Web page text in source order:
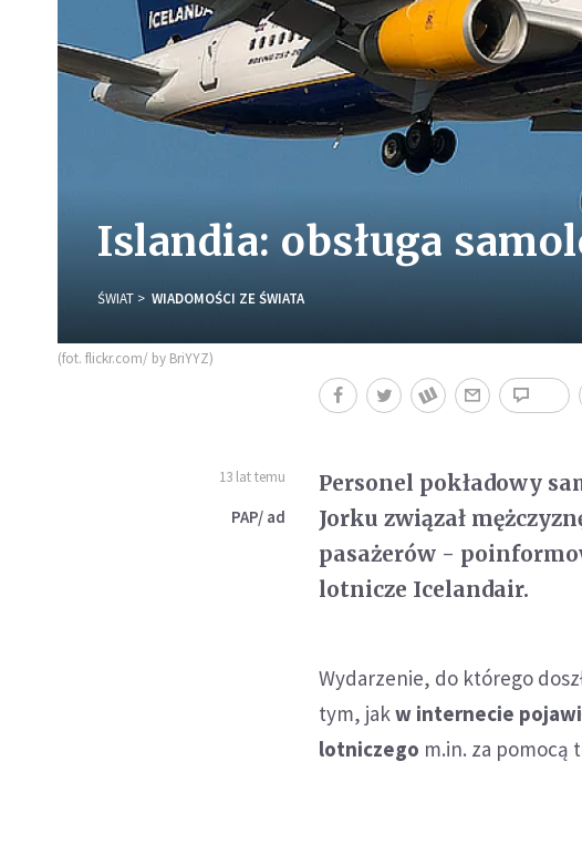
Islandia: obsługa
ŚWIAT WIADOMOŚCI ZE ŚWIATA
(fot. flickr.com/ by BriYYZ)
13 lat temu
PAP/ ad
Personel pokładowy
Jorku związał
pasażerów -
lotnicze Icelandair.
Wydarzenie, do którego
tym, jakw internecie
lotniczego m.in. za pomocą